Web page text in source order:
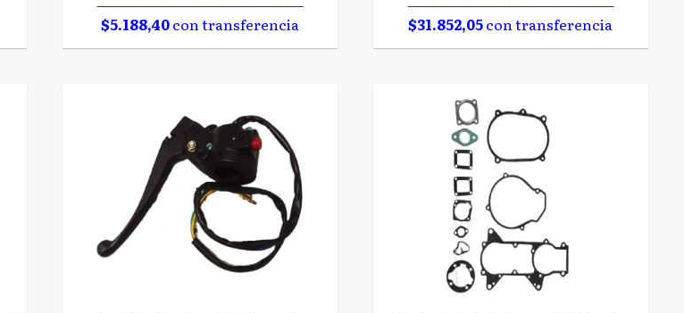
$5.188,40con transferencia $31.852,05con transferencia